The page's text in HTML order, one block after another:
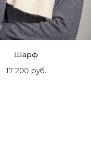
Шарф
17 200 руб.